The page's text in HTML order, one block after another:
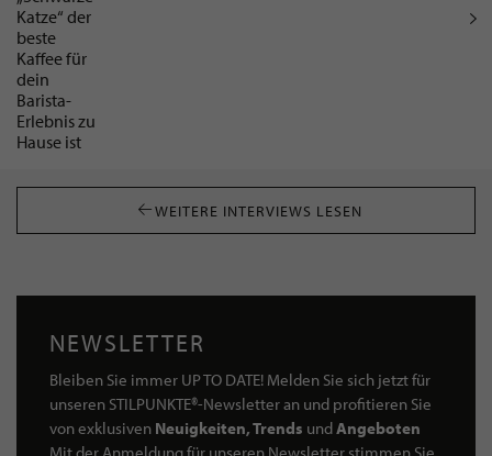
WEITERE INTERVIEWS LESEN
NEWSLETTER
Bleiben Sie immer UP TO DATE! Melden Sie sich jetzt für
unseren STILPUNKTE®-Newsletter an und profitieren Sie
von exklusiven Neuigkeiten, Trends undAngeboten